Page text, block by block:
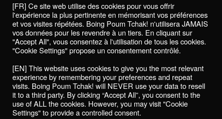
Politique de confidentialité / Privacy Policy
Boing Poum Tchak! - 2022
[FR] Ce site web utilise des cookies pour vous offrir
l'expérience la plus pertinente en mémorisant vos préférences
et vos visites répétées. Boing Poum Tchak! n'utilisera JAMAIS
vos données pour les revendre à un tiers. En cliquant sur
"Accept All", vous consentez à l'utilisation de tous les cookies.
"Cookie Settings" propose un consentement contrôlé.
[EN] This website uses cookies to give you the most relevant
experience by remembering your preferences and repeat
visits. Boing Poum Tchak! will NEVER use your data to resell
it to a third party. By clicking “Accept All”, you consent to the
use of ALL the cookies. However, you may visit "Cookie
Settings" to provide a controlled consent.